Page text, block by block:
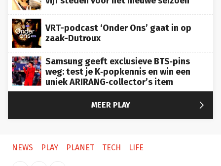
VRT-podcast ‘Onder Ons’ gaat in op
zaak-Dutroux
Samsung geeft exclusieve BTS‑pins
weg: test je K‑popkennis en win een
uniek ARIRANG‑collector’s item
MEER PLAY 
NEWS PLAY PLANET TECH LIFE